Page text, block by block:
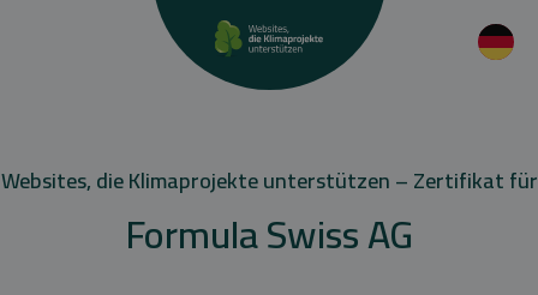
Websites, die Klimaprojekte unterstützen – Zertifikat für
Formula Swiss AG